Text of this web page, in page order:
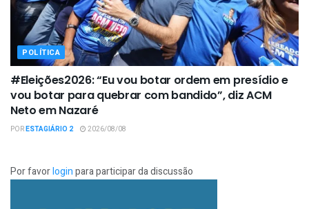
POLÍTICA
#Eleições2026: “Eu vou botar ordem em presídio e
vou botar para quebrar com bandido”, diz ACM
Neto em Nazaré
PORESTAGIÁRIO 2 2026/08/08
Por favorloginpara participar da discussão